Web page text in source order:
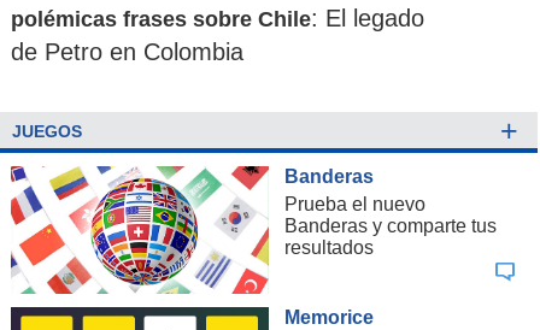
polémicas frases sobre Chile: El legado
de Petro en Colombia
JUEGOS +
Banderas
Prueba el nuevo
Banderas y comparte tus
resultados
Memorice